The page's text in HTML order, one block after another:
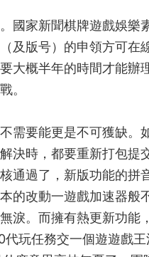
國家新聞棋牌遊戲娛樂
及版号）的申領方可在
大概半年的時間才能辦
。
不需要能更是不可獲缺。
決時，都要重新打包提
通過了，新版功能的拼
的改動一遊戲加速器般
淚。而擁有熱更新功能
代玩任務交一個遊遊戲